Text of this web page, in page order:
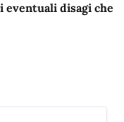
eventuali disagi che